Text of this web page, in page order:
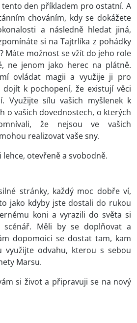
den příkladem pro ostatní. A
chováním, kdy se dokážete
a následně hledat jiná,
si na Tajtrlíka z pohádky
Máte možnost se vžít do jeho role
ne jenom jako herec na plátně.
ovládat magii a využije ji pro
k pochopení, že existují věci
Využijte sílu vašich myšlenek k
o vašich dovednostech, o kterých
že nejsou ve vašich
realizovat vaše sny.
otevřeně a svobodně.
stránky, každý moc dobře ví,
jako kdyby jste dostali do rukou
koni a vyrazili do světa si
scénář. Měli by se doplňovat a
dopomoici se dostat tam, kam
využijte odvahu, kterou s sebou
Marsu.
si život a připravuji se na nový